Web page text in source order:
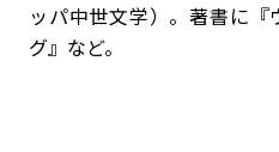
ッパ中世文学）。著書に
グ』など。